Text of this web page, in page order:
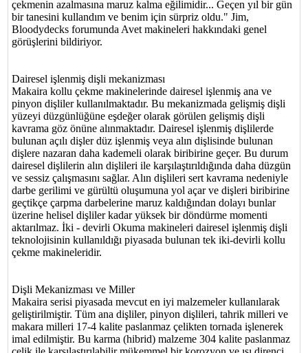
çekmenin azalmasına maruz kalma eğilimidir... Geçen yıl bir gün
bir tanesini kullandım ve benim için sürpriz oldu." Jim,
Bloodydecks forumunda Avet makineleri hakkındaki genel
görüşlerini bildiriyor.
Dairesel işlenmiş dişli mekanizması
Makaira kollu çekme makinelerinde dairesel işlenmiş ana ve
pinyon dişliler kullanılmaktadır. Bu mekanizmada gelişmiş dişli
yüzeyi düzgünlüğüne eşdeğer olarak görülen gelişmiş dişli
kavrama göz önüne alınmaktadır. Dairesel işlenmiş dişlilerde
bulunan açılı dişler düz işlenmiş veya alın dişlisinde bulunan
dişlere nazaran daha kademeli olarak biribirine geçer. Bu durum
dairesel dişlilerin alın dişlileri ile karşılaştırıldığında daha düzgün
ve sessiz çalışmasını sağlar. Alın dişlileri sert kavrama nedeniyle
darbe gerilimi ve gürültü oluşumuna yol açar ve dişleri biribirine
geçtikçe çarpma darbelerine maruz kaldığından dolayı bunlar
üzerine helisel dişliler kadar yüksek bir döndürme momenti
aktarılmaz. İki - devirli Okuma makineleri dairesel işlenmiş dişli
teknolojisinin kullanıldığı piyasada bulunan tek iki-devirli kollu
çekme makineleridir.
Dişli Mekanizması ve Miller
Makaira serisi piyasada mevcut en iyi malzemeler kullanılarak
geliştirilmiştir. Tüm ana dişliler, pinyon dişlileri, tahrik milleri ve
makara milleri 17-4 kalite paslanmaz çelikten tornada işlenerek
imal edilmiştir. Bu karma (hibrid) malzeme 304 kalite paslanmaz